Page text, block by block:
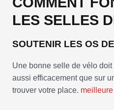
LES SELLES
SOUTENIR LES OS
Une bonne selle de vélo
aussi efficacement que sur
trouver votre place.